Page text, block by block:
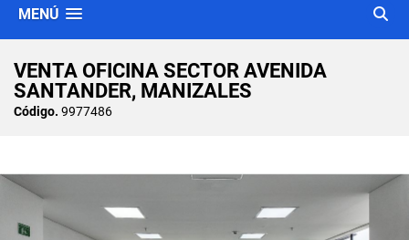
MENÚ
VENTA OFICINA SECTOR AVENIDA
SANTANDER, MANIZALES
Código. 9977486